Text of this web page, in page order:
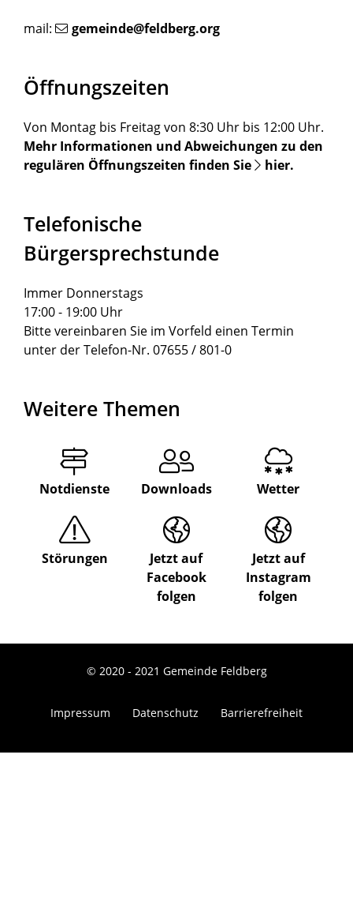
mail: gemeinde@feldberg.org
Öffnungszeiten
Von Montag bis Freitag von 8:30 Uhr bis 12:00 Uhr.
Mehr Informationen und Abweichungen zu den
regulären Öffnungszeiten finden Sie
hier.
Telefonische
Bürgersprechstunde
Immer Donnerstags
17:00 - 19:00 Uhr
Bitte vereinbaren Sie im Vorfeld einen Termin
unter der Telefon-Nr. 07655 / 801-0
Weitere Themen
Notdienste Downloads Wetter
Störungen
Jetzt auf
Facebook
folgen
Jetzt auf
Instagram
folgen
© 2020 - 2021 Gemeinde Feldberg
Impressum Datenschutz Barrierefreiheit